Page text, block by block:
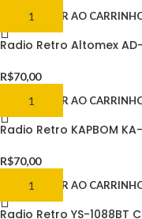
ADICIONAR AO
Radio Retro Altomex
R$70,00
ADICIONAR AO
Radio Retro KAPBOM
R$70,00
ADICIONAR AO
Radio Retro YS-1088BT